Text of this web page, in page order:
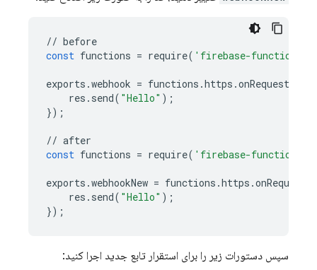
// before
const functions = require( 'firebase-functions/
exports .webhook = functions .https .onRequest
res . send( "Hello" );
});
// after
const functions = require( 'firebase-functions/
exports .webhookNew = functions .https .onRequest
res . send( "Hello" );
});
سپس دستورات زیر را برای استقرار تابع جدید اجرا کنید: